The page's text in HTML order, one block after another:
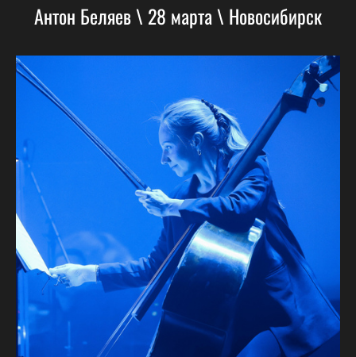
Антон Беляев \ 28 марта \ Новосибирск